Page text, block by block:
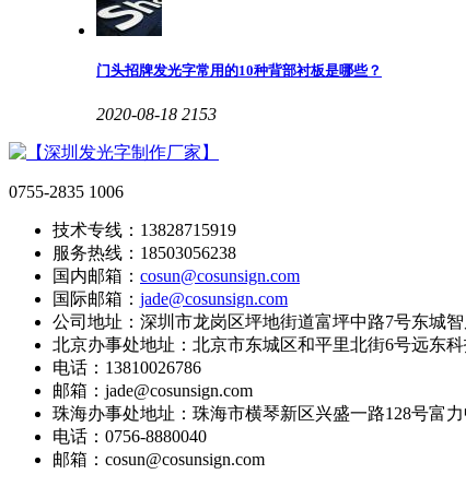
门头招牌发光字常用的10种背部衬板是哪些？
2020-08-18 2153
0755-2835 1006
技术专线：13828715919
服务热线：18503056238
国内邮箱： cosun@cosunsign.com
国际邮箱： jade@cosunsign.com
公司地址：深圳市龙岗区坪地街道富坪中路7号东城
北京办事处地址：北京市东城区和平里北街6号远东
电话：13810026786
邮箱：jade@cosunsign.com
珠海办事处地址：珠海市横琴新区兴盛一路128号富力
电话：0756-8880040
邮箱：cosun@cosunsign.com